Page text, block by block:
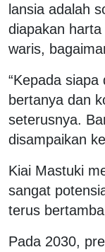
lansia adalah
diapakan
waris,
“Kepada
bertanya dan
seterusnya.
disampaikan
Kiai Mastuki
sangat
terus
Pada 2030,